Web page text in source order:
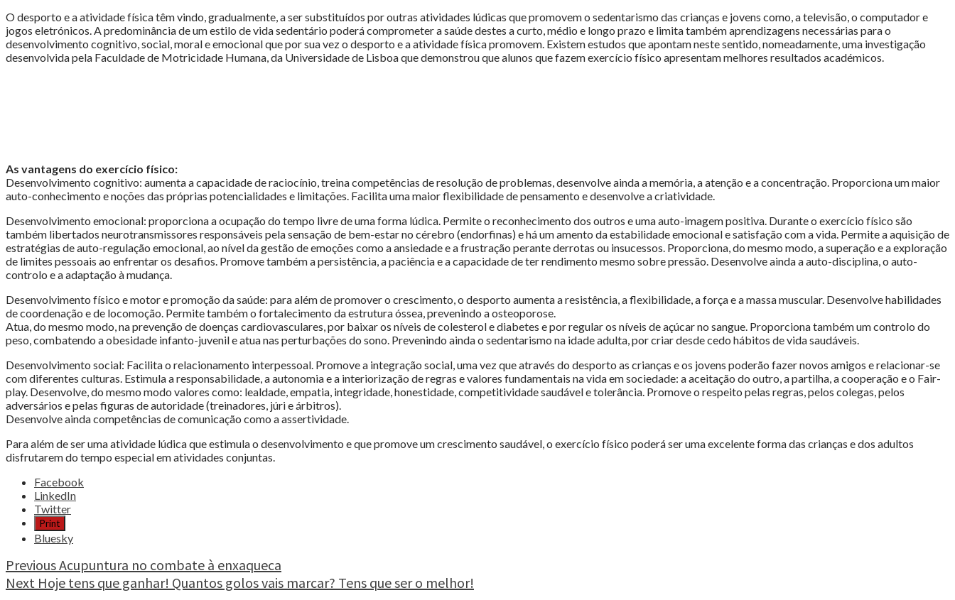
corpore
sano?"
O desporto e a atividade física têm vindo, gradualmente, a ser substituídos por outras atividades lúdicas que promovem o sedentarismo das crianças e jovens como, a televisão, o computador e
jogos eletrónicos. A predominância de um estilo de vida sedentário poderá comprometer a saúde destes a curto, médio e longo prazo e limita também aprendizagens necessárias para o
desenvolvimento cognitivo, social, moral e emocional que por sua vez o desporto e a atividade física promovem. Existem estudos que apontam neste sentido, nomeadamente, uma investigação
desenvolvida pela Faculdade de Motricidade Humana, da Universidade de Lisboa que demonstrou que alunos que fazem exercício físico apresentam melhores resultados académicos.
As vantagens do exercício físico:
Desenvolvimento cognitivo: aumenta a capacidade de raciocínio, treina competências de resolução de problemas, desenvolve ainda a memória, a atenção e a concentração. Proporciona um maior
auto-conhecimento e noções das próprias potencialidades e limitações. Facilita uma maior flexibilidade de pensamento e desenvolve a criatividade.
Desenvolvimento emocional: proporciona a ocupação do tempo livre de uma forma lúdica. Permite o reconhecimento dos outros e uma auto-imagem positiva. Durante o exercício físico são
também libertados neurotransmissores responsáveis pela sensação de bem-estar no cérebro (endorfinas) e há um amento da estabilidade emocional e satisfação com a vida. Permite a aquisição de
estratégias de auto-regulação emocional, ao nível da gestão de emoções como a ansiedade e a frustração perante derrotas ou insucessos. Proporciona, do mesmo modo, a superação e a exploração
de limites pessoais ao enfrentar os desafios. Promove também a persistência, a paciência e a capacidade de ter rendimento mesmo sobre pressão. Desenvolve ainda a auto-disciplina, o auto-
controlo e a adaptação à mudança.
Desenvolvimento físico e motor e promoção da saúde: para além de promover o crescimento, o desporto aumenta a resistência, a flexibilidade, a força e a massa muscular. Desenvolve habilidades
de coordenação e de locomoção. Permite também o fortalecimento da estrutura óssea, prevenindo a osteoporose.
Atua, do mesmo modo, na prevenção de doenças cardiovasculares, por baixar os níveis de colesterol e diabetes e por regular os níveis de açúcar no sangue. Proporciona também um controlo do
peso, combatendo a obesidade infanto-juvenil e atua nas perturbações do sono. Prevenindo ainda o sedentarismo na idade adulta, por criar desde cedo hábitos de vida saudáveis.
Desenvolvimento social: Facilita o relacionamento interpessoal. Promove a integração social, uma vez que através do desporto as crianças e os jovens poderão fazer novos amigos e relacionar-se
com diferentes culturas. Estimula a responsabilidade, a autonomia e a interiorização de regras e valores fundamentais na vida em sociedade: a aceitação do outro, a partilha, a cooperação e o Fair-
play. Desenvolve, do mesmo modo valores como: lealdade, empatia, integridade, honestidade, competitividade saudável e tolerância. Promove o respeito pelas regras, pelos colegas, pelos
adversários e pelas figuras de autoridade (treinadores, júri e árbitros).
Desenvolve ainda competências de comunicação como a assertividade.
Para além de ser uma atividade lúdica que estimula o desenvolvimento e que promove um crescimento saudável, o exercício físico poderá ser uma excelente forma das crianças e dos adultos
disfrutarem do tempo especial em atividades conjuntas.
Share
post
"Mens
sana
corpore
sano?"
Facebook
LinkedIn
Twitter
Print
Bluesky
Continue
Reading
PreviousAcupuntura no combate à enxaqueca
Next Hoje tens que ganhar! Quantos golos vais marcar? Tens que ser o melhor!